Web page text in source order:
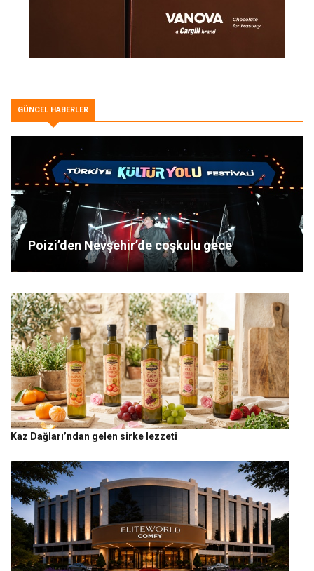
GÜNCEL HABERLER
Poizi’den Nevşehir’de coşkulu gece
Kaz Dağları’ndan gelen sirke lezzeti